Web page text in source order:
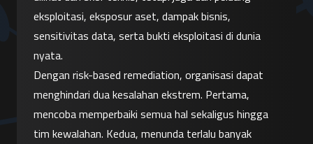
eksploitasi, eksposur aset, dampak bisnis,
sensitivitas data, serta bukti eksploitasi di dunia
nyata.
Dengan risk-based remediation, organisasi dapat
menghindari dua kesalahan ekstrem. Pertama,
mencoba memperbaiki semua hal sekaligus hingga
tim kewalahan. Kedua, menunda terlalu banyak